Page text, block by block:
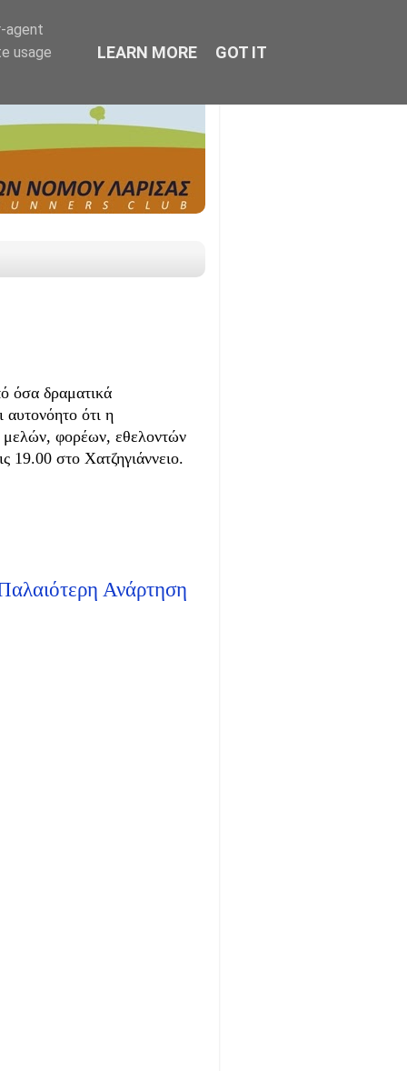
όσα δραματικά
αυτονόητο ότι η
φορέων, εθελοντών
19.00 στο Χατζηγιάννειο.
Ανάρτηση
agent
usage
LEARN MORE GOT IT